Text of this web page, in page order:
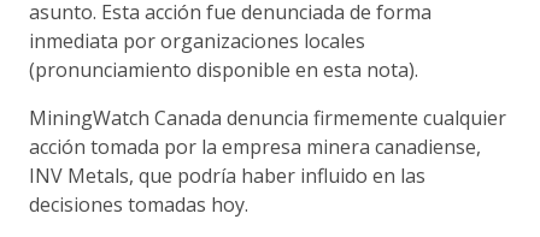
asunto. Esta acción fue denunciada de forma
inmediata por organizaciones locales
(pronunciamiento disponible en esta nota).
MiningWatch Canada denuncia firmemente cualquier
acción tomada por la empresa minera canadiense,
INV Metals, que podría haber influido en las
decisiones tomadas hoy.